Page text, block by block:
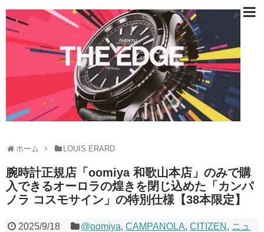
ホーム LOUIS ERARD
腕時計正規店「oomiya 和歌山本店」のみで購
入できるオーロラの煌きを閉じ込めた「カンパ
ノラ コスモサイン」の特別仕様【38本限定】
2025/9/18 @oomiya,CAMPANOLA,CITIZEN , ニュ